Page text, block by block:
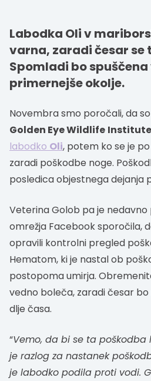
Labodka Oli v
varna, zaradi česar se
Spomladi bo
primernejše okolje.
Novembra smo poročali, da
Golden Eye Wildlife Institute
labodko Oli, potem ko se je
zaradi poškodbe noge.
posledica objestnega dejanja
Veterina Golob pa je
omrežja Facebook sporočila,
opravili kontrolni pregled
Hematom, ki je nastal ob
postopoma umirja.
vedno boleča, zaradi česar
dlje časa.
“Vemo, da bi se ta poškodba
je razlog za nastanek
je labodko podila proti vodi.